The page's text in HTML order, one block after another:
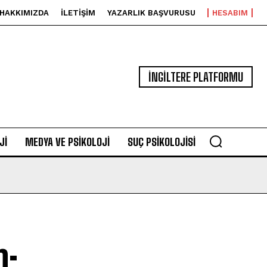
HAKKIMIZDA İLETIŞIM YAZARLIK BAŞVURUSU HESABIM
İNGİLTERE PLATFORMU
MEDYA VE PSIKOLOJI SUÇ PSIKOLOJISI